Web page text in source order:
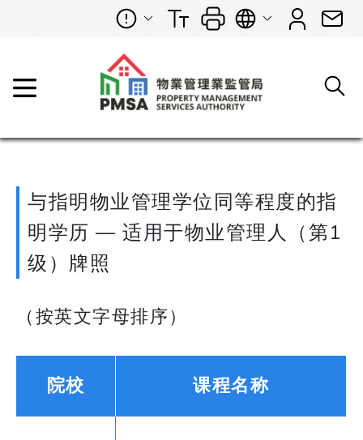
与指明物业管理学位同等程度的指
明学历 — 适用于物业管理人（第1
级）牌照
（按英文字母排序）
院校 课程名称